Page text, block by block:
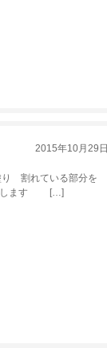
2015年10月29日
り 割れている部分を
理します […]